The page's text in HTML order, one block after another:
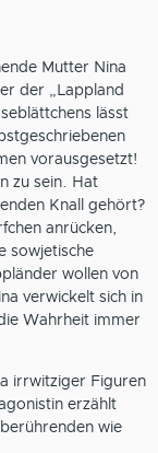
Mutter Nina
der „Lappland
lässt
vorausgesetzt!
zu sein. Hat
Knall gehört?
anrücken,
sowjetische
wollen von
verwickelt sich in
Wahrheit immer
irrwitziger Figuren
erzählt
wie